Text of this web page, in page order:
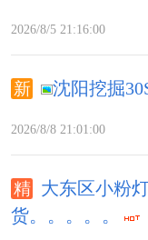
2026/8/5 21:16:00
沈阳挖掘
2026/8/8 21:01:00
大东区小粉
货。。。。。